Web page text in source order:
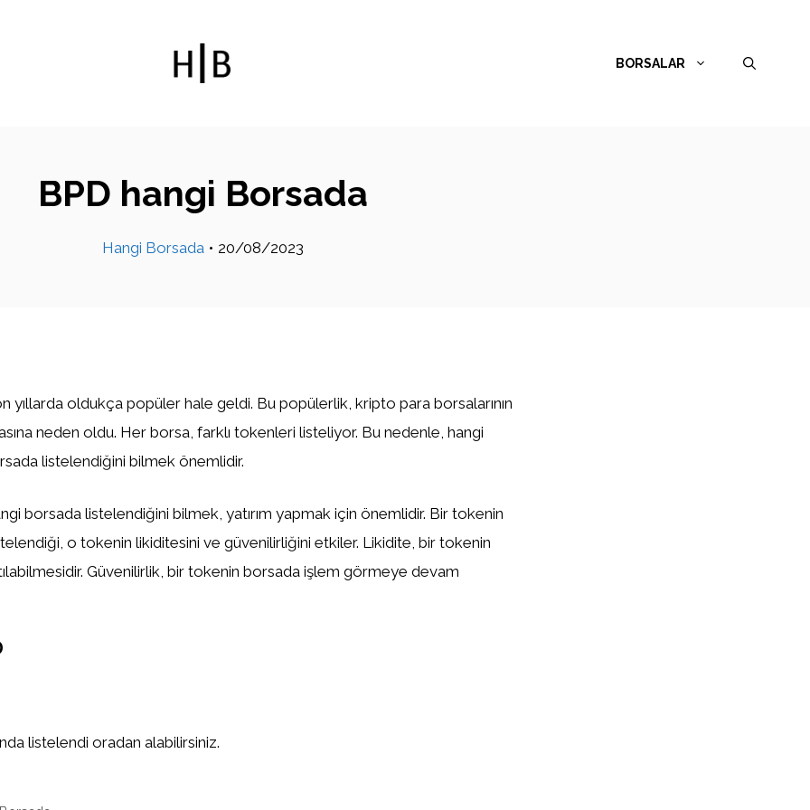
BORSALAR
BPD hangi Borsada
Hangi Borsada • 20/08/2023
yıllarda oldukça popüler hale geldi. Bu popülerlik, kripto para borsalarının
neden oldu. Her borsa, farklı tokenleri listeliyor. Bu nedenle, hangi
listelendiğini bilmek önemlidir.
borsada listelendiğini bilmek, yatırım yapmak için önemlidir. Bir tokenin
o tokenin likiditesini ve güvenilirliğini etkiler. Likidite, bir tokenin
Güvenilirlik, bir tokenin borsada işlem görmeye devam
listelendi oradan alabilirsiniz.